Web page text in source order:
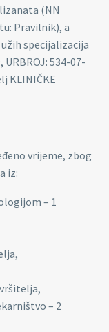
(NN
Pravilnik), a
specijalizacija
URBROJ: 534-07-
KLINIČKE
vrijeme, zbog
iz:
– 1
– 2